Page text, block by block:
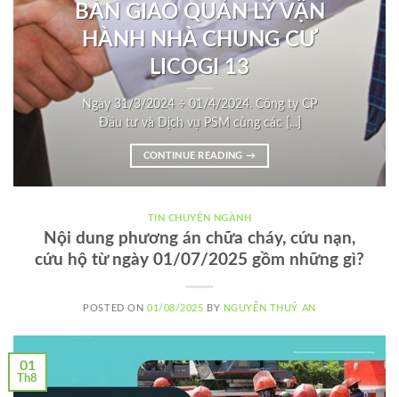
BÀN GIAO QUẢN LÝ VẬN
HÀNH NHÀ CHUNG CƯ
LICOGI 13
Ngày 31/3/2024 ÷ 01/4/2024. Công ty CP
Đầu tư và Dịch vụ PSM cùng các [...]
CONTINUE READING→
TIN CHUYÊN NGÀNH
Nội dung phương án chữa cháy, cứu nạn,
cứu hộ từ ngày 01/07/2025 gồm những gì?
POSTED ON 01/08/2025 BY NGUYỄN THUÝ AN
01
Th8